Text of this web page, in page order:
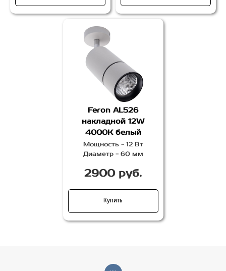
Feron AL526
накладной 12W
4000K белый
Мощность - 12 Вт
Диаметр - 60 мм
2900 руб.
Купить